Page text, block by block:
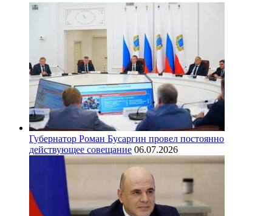
Губернатор Роман Бусаргин провел постоянно
действующее совещание 06.07.2026